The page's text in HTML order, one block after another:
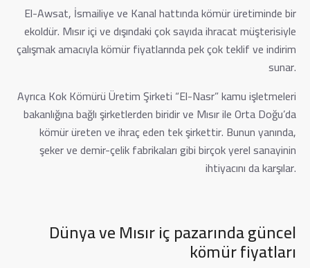
El-Awsat, İsmailiye ve Kanal hattında kömür üretiminde bir
ekoldür. Mısır içi ve dışındaki çok sayıda ihracat müşterisiyle
çalışmak amacıyla kömür fiyatlarında pek çok teklif ve indirim
sunar.
Ayrıca Kok Kömürü Üretim Şirketi “El-Nasr” kamu işletmeleri
bakanlığına bağlı şirketlerden biridir ve Mısır ile Orta Doğu’da
kömür üreten ve ihraç eden tek şirkettir. Bunun yanında,
şeker ve demir-çelik fabrikaları gibi birçok yerel sanayinin
ihtiyacını da karşılar.
Dünya ve Mısır iç pazarında güncel
kömür fiyatları